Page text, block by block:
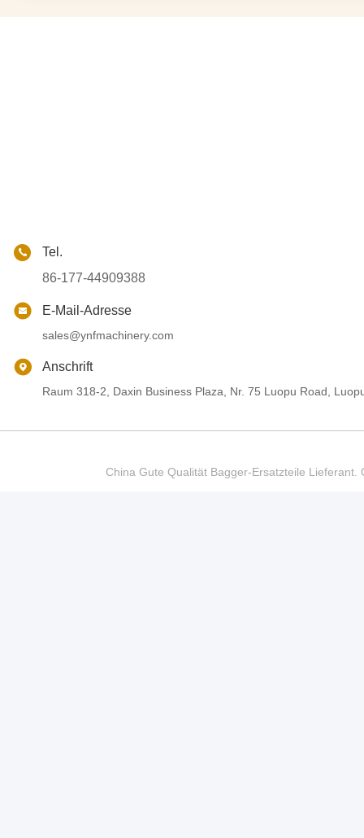
Tel.
86-177-44909388
E-Mail-Adresse
sales@ynfmachinery.com
Anschrift
Raum 318-2, Daxin Business Plaza, Nr. 75 Luopu Road,
China Gute Qualität Bagger-Ersatzteile